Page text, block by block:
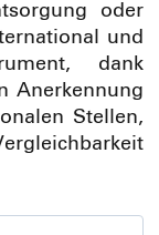
oder
und
dank
Anerkennung
Stellen,